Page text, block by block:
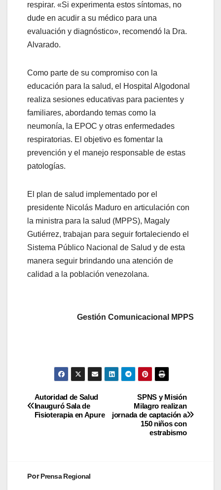
respirar. «Si experimenta estos síntomas, no
dude en acudir a su médico para una
evaluación y diagnóstico», recomendó la Dra.
Alvarado.
Como parte de su compromiso con la
educación para la salud, el Hospital Algodonal
realiza sesiones educativas para pacientes y
familiares, abordando temas como la
neumonía, la EPOC y otras enfermedades
respiratorias. El objetivo es fomentar la
prevención y el manejo responsable de estas
patologías.
El plan de salud implementado por el
presidente Nicolás Maduro en articulación con
la ministra para la salud (MPPS), Magaly
Gutiérrez, trabajan para seguir fortaleciendo el
Sistema Público Nacional de Salud y de esta
manera seguir brindando una atención de
calidad a la población venezolana.
Gestión Comunicacional MPPS
SPNS y Misión
Milagro realizan
jornada de captación a
150 niños con
estrabismo
Autoridad de Salud
Inauguró Sala de
Fisioterapia en Apure
PorPrensa Regional